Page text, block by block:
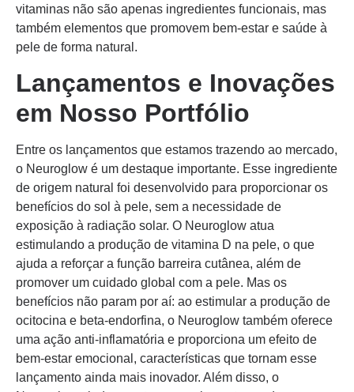
vitaminas não são apenas ingredientes funcionais, mas
também elementos que promovem bem-estar e saúde à
pele de forma natural.
Lançamentos e Inovações
em Nosso Portfólio
Entre os lançamentos que estamos trazendo ao mercado,
o Neuroglow é um destaque importante. Esse ingrediente
de origem natural foi desenvolvido para proporcionar os
benefícios do sol à pele, sem a necessidade de
exposição à radiação solar. O Neuroglow atua
estimulando a produção de vitamina D na pele, o que
ajuda a reforçar a função barreira cutânea, além de
promover um cuidado global com a pele. Mas os
benefícios não param por aí: ao estimular a produção de
ocitocina e beta-endorfina, o Neuroglow também oferece
uma ação anti-inflamatória e proporciona um efeito de
bem-estar emocional, características que tornam esse
lançamento ainda mais inovador. Além disso, o